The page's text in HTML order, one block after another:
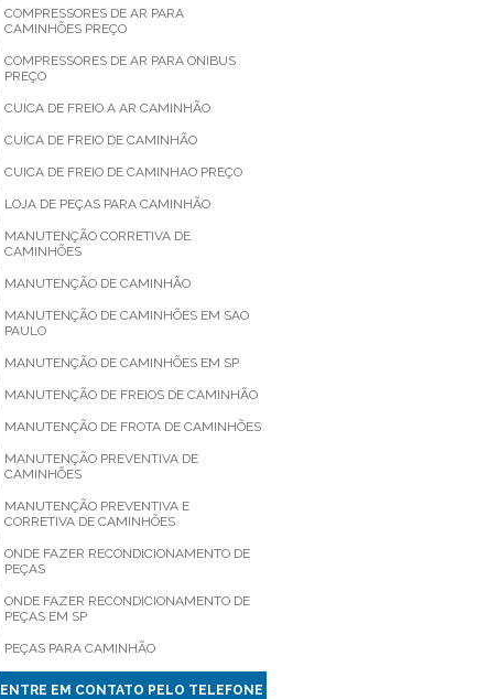
COMPRESSORES DE AR PARA
CAMINHÕES PREÇO
COMPRESSORES DE AR PARA ONIBUS
PREÇO
CUICA DE FREIO A AR CAMINHÃO
CUÍCA DE FREIO DE CAMINHÃO
CUICA DE FREIO DE CAMINHAO PREÇO
LOJA DE PEÇAS PARA CAMINHÃO
MANUTENÇÃO CORRETIVA DE
CAMINHÕES
MANUTENÇÃO DE CAMINHÃO
MANUTENÇÃO DE CAMINHÕES EM SAO
PAULO
MANUTENÇÃO DE CAMINHÕES EM SP
MANUTENÇÃO DE FREIOS DE CAMINHÃO
MANUTENÇÃO DE FROTA DE CAMINHÕES
MANUTENÇÃO PREVENTIVA DE
CAMINHÕES
MANUTENÇÃO PREVENTIVA E
CORRETIVA DE CAMINHÕES
ONDE FAZER RECONDICIONAMENTO DE
PEÇAS
ONDE FAZER RECONDICIONAMENTO DE
PEÇAS EM SP
PEÇAS PARA CAMINHÃO
ENTRE EM CONTATO PELO TELEFONE